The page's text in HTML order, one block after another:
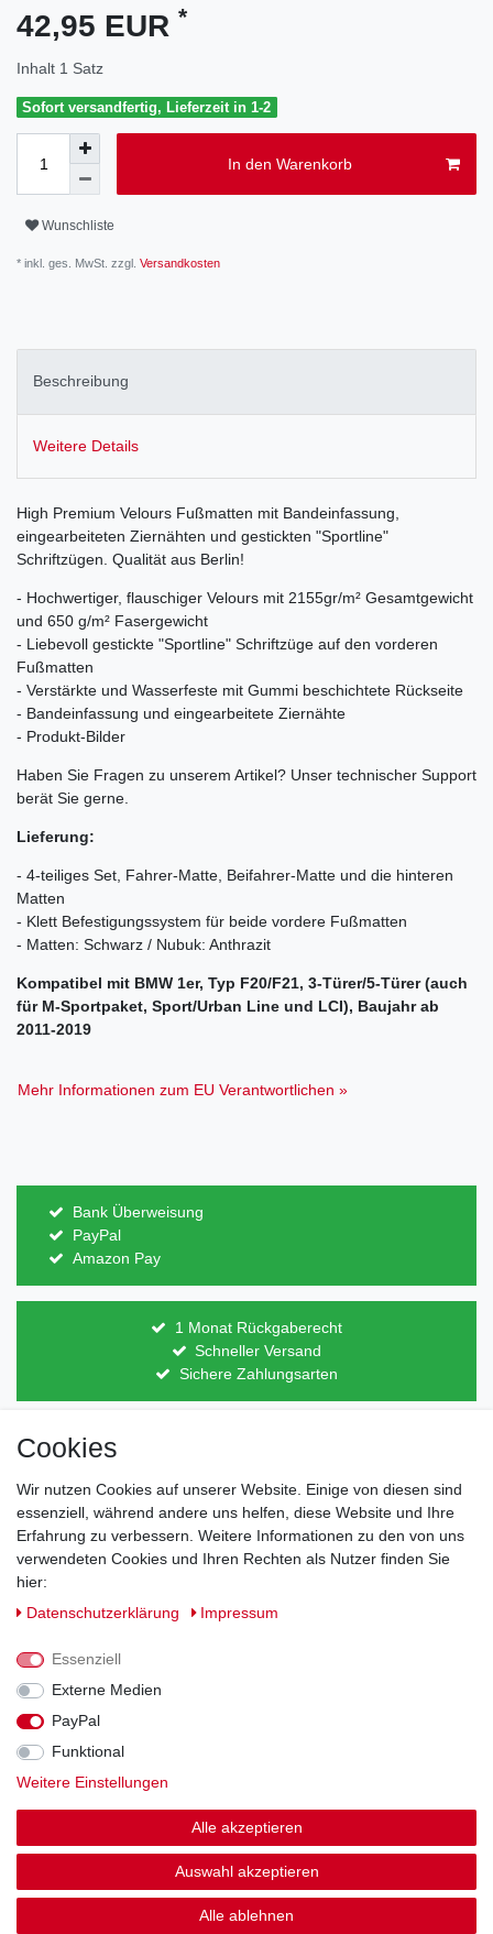
42,95 EUR *
Inhalt 1 Satz
Sofort versandfertig, Lieferzeit in 1-2
In den Warenkorb
Wunschliste
* inkl. ges. MwSt. zzgl. Versandkosten
Beschreibung
Weitere Details
High Premium Velours Fußmatten mit Bandeinfassung,
eingearbeiteten Ziernähten und gestickten "Sportline"
Schriftzügen. Qualität aus Berlin!
- Hochwertiger, flauschiger Velours mit 2155gr/m² Gesamtgewicht
und 650 g/m² Fasergewicht
- Liebevoll gestickte "Sportline" Schriftzüge auf den vorderen
Fußmatten
- Verstärkte und Wasserfeste mit Gummi beschichtete Rückseite
- Bandeinfassung und eingearbeitete Ziernähte
- Produkt-Bilder
Haben Sie Fragen zu unserem Artikel? Unser technischer Support
berät Sie gerne.
Lieferung:
- 4-teiliges Set, Fahrer-Matte, Beifahrer-Matte und die hinteren
Matten
- Klett Befestigungssystem für beide vordere Fußmatten
- Matten: Schwarz / Nubuk: Anthrazit
Kompatibel mit BMW 1er, Typ F20/F21, 3-Türer/5-Türer (auch
für M-Sportpaket, Sport/Urban Line und LCI), Baujahr ab
2011-2019
Mehr Informationen zum EU Verantwortlichen »
Bank Überweisung
PayPal
Amazon Pay
1 Monat Rückgaberecht
Schneller Versand
Sichere Zahlungsarten
Direkt vom Hersteller
Lagerware
Barrierefreiheitserklärung
© Copyright 2026 | Alle Rechte vorbehalten.
Cookies
Wir nutzen Cookies auf unserer Website. Einige von diesen sind
essenziell, während andere uns helfen, diese Website und Ihre
Erfahrung zu verbessern. Weitere Informationen zu den von uns
verwendeten Cookies und Ihren Rechten als Nutzer finden Sie
hier:
Daten­schutz­erklärung
Impressum
Essenziell
Externe Medien
PayPal
Funktional
Weitere Einstellungen
Alle akzeptieren
Auswahl akzeptieren
Alle ablehnen